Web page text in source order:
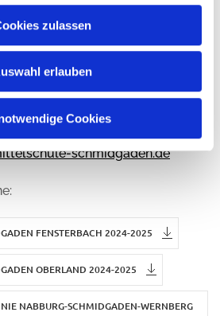
zulassen
erlauben
Cookies
schmidgaden.de
schmidgaden.de
FENSTERBACH 2024-2025
OBERLAND 2024-2025
NABBURG-SCHMIDGADEN-WERNBERG